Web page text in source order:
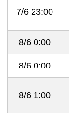
7/6 23:00
8/6 0:00
8/6 0:00
8/6 1:00